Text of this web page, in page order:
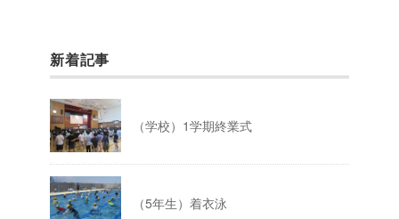
新着記事
（学校）1学期終業式
（5年生）着衣泳